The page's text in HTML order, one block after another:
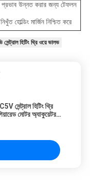
প্রভাব উন্নত করার জন্য টেফলন
হোল্ডিং মার্জিন নিশ্চিত করে
সেন্ট্রাল হিটিং থ্রি ওয়ে ভালভ
সেন্ট্রাল হিটিং থ্রি
মোটর অ্যাকুয়েটর